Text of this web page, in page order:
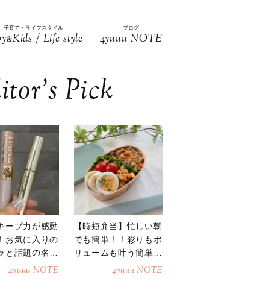
子育て・ライフスタイル
&Kids / Life style
ブログ
4yuuu NOTE
Pick
ープ力が感動
お気に入りの
と話題の名品
4yuuu NOTE
【時短弁当】忙しい朝
でも簡単！！彩りもボ
リュームも叶う簡単そ
4yuuu NOTE